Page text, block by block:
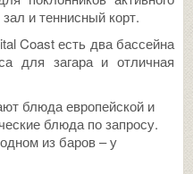
и теннисный корт.
Coast есть два бассейна
для загара и отличная
блюда европейской и
блюда по запросу.
из баров – у